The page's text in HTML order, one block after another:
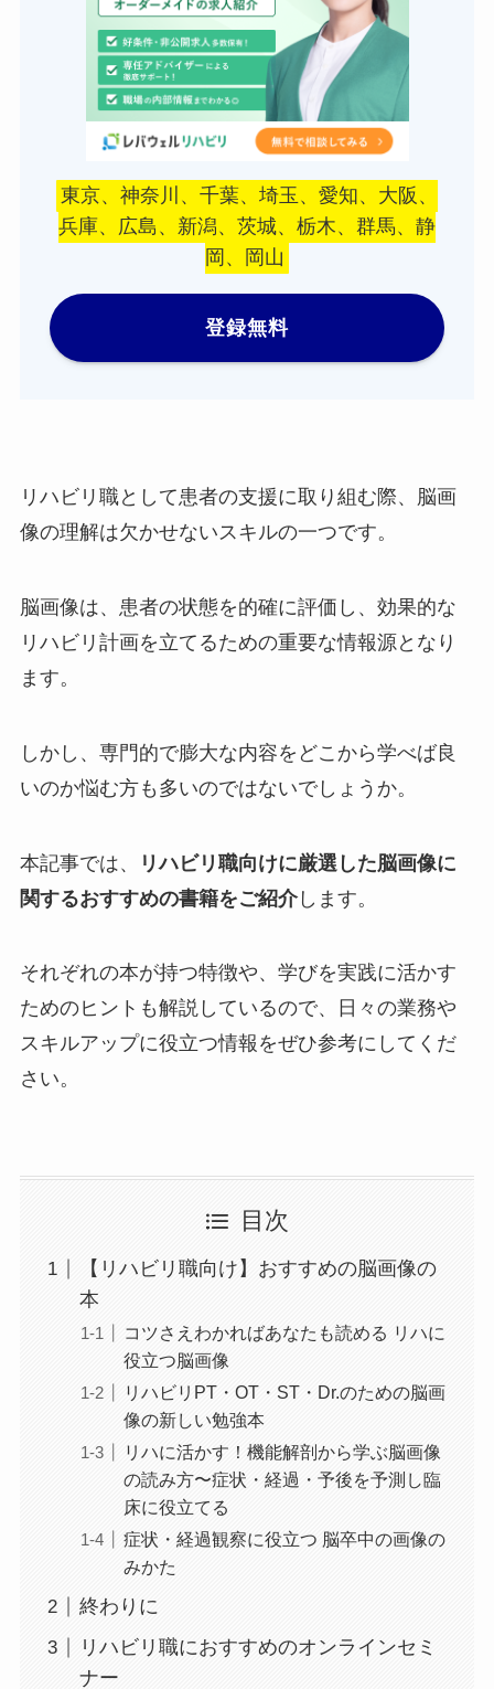
東京、神奈川、千葉、埼玉、愛知、大阪、
兵庫、広島、新潟、茨城、栃木、群馬、静
岡、岡山
登録無料
リハビリ職として患者の支援に取り組む際、脳画
像の理解は欠かせないスキルの一つです。
脳画像は、患者の状態を的確に評価し、効果的な
リハビリ計画を立てるための重要な情報源となり
ます。
しかし、専門的で膨大な内容をどこから学べば良
いのか悩む方も多いのではないでしょうか。
本記事では、
リハビリ職向けに厳選した脳画像に
関するおすすめの書籍をご紹介します。
それぞれの本が持つ特徴や、学びを実践に活かす
ためのヒントも解説しているので、日々の業務や
スキルアップに役立つ情報をぜひ参考にしてくだ
さい。
目次
【リハビリ職向け】おすすめの脳画像の
本
コツさえわかればあなたも読める リハに
役立つ脳画像
リハビリPT・OT・ST・Dr.のための脳画
像の新しい勉強本
リハに活かす！機能解剖から学ぶ脳画像
の読み方〜症状・経過・予後を予測し臨
床に役立てる
症状・経過観察に役立つ 脳卒中の画像の
みかた
終わりに
リハビリ職におすすめのオンラインセミ
ナー